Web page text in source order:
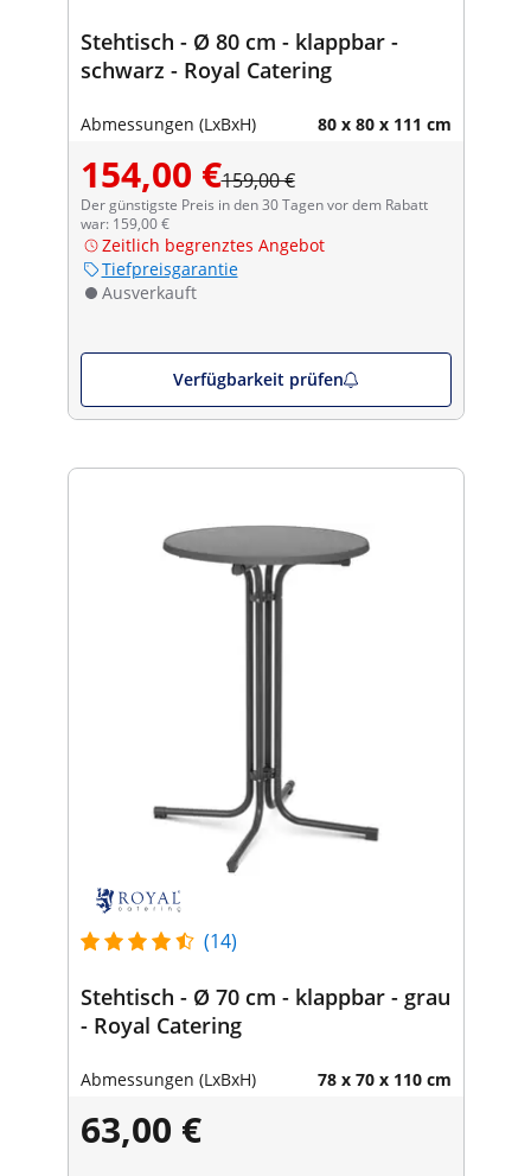
Stehtisch - Ø 80 cm - klappbar -
schwarz - Royal Catering
Abmessungen (LxBxH) 80 x 80 x 111 cm
154,00 €159,00 €
Der günstigste Preis in den 30 Tagen vor dem Rabatt
war: 159,00 €
Zeitlich begrenztes Angebot
Tiefpreisgarantie
Ausverkauft
Verfügbarkeit prüfen
(14)
Stehtisch - Ø 70 cm - klappbar - grau
- Royal Catering
Abmessungen (LxBxH) 78 x 70 x 110 cm
63,00 €